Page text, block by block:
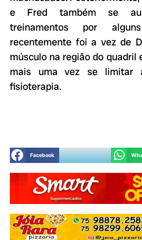
e Fred também se
treinamentos por
recentemente foi a vez de
músculo na região do quadril
mais uma vez se limitar
fisioterapia.
Facebook